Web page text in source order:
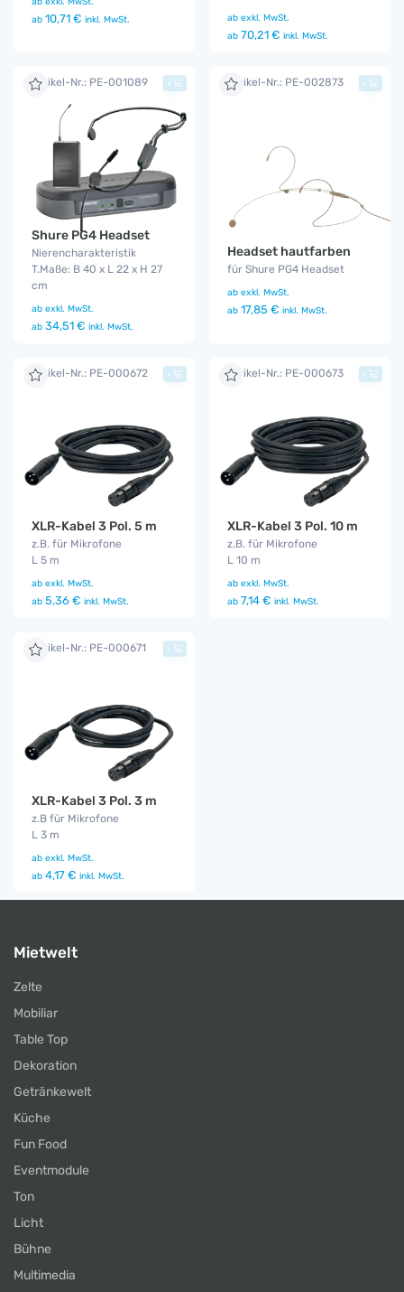
ab 10,71 € inkl. MwSt. ab exkl. MwSt.
ab 70,21 € inkl. MwSt.
Artikel-Nr.: PE-001089
Shure PG4 Headset
Nierencharakteristik
T.Maße: B 40 x L 22 x H 27
cm
ab exkl. MwSt.
ab 34,51 € inkl. MwSt.
+ Artikel-Nr.: PE-002873
Headset hautfarben
für Shure PG4 Headset
ab exkl. MwSt.
ab 17,85 € inkl. MwSt.
+
Artikel-Nr.: PE-000672
XLR-Kabel 3 Pol. 5 m
z.B. für Mikrofone
L 5 m
ab exkl. MwSt.
ab 5,36 € inkl. MwSt.
+ Artikel-Nr.: PE-000673
XLR-Kabel 3 Pol. 10 m
z.B. für Mikrofone
L 10 m
ab exkl. MwSt.
ab 7,14 € inkl. MwSt.
+
Artikel-Nr.: PE-000671
XLR-Kabel 3 Pol. 3 m
z.B für Mikrofone
L 3 m
ab exkl. MwSt.
ab 4,17 € inkl. MwSt.
+
Mietwelt
Zelte
Mobiliar
Table Top
Dekoration
Getränkewelt
Küche
Fun Food
Eventmodule
Ton
Licht
Bühne
Multimedia